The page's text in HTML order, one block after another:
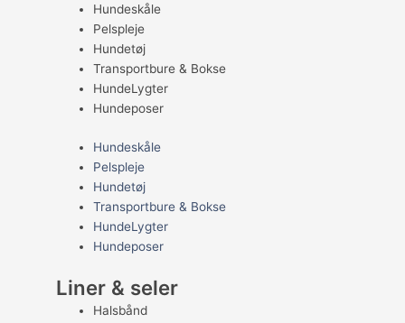
Hundeskåle
Pelspleje
Hundetøj
Transportbure & Bokse
HundeLygter
Hundeposer
Hundeskåle
Pelspleje
Hundetøj
Transportbure & Bokse
HundeLygter
Hundeposer
Liner & seler
Halsbånd